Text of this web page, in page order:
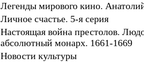
Легенды мирового кино.
Личное счастье. 5-я серия
Настоящая война престолов.
абсолютный монарх. 1661-1669
Новости культуры